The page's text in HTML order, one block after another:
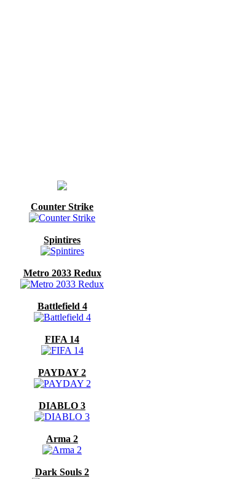
Counter Strike
Spintires
Metro 2033 Redux
Battlefield 4
FIFA 14
PAYDAY 2
DIABLO 3
Arma 2
Dark Souls 2